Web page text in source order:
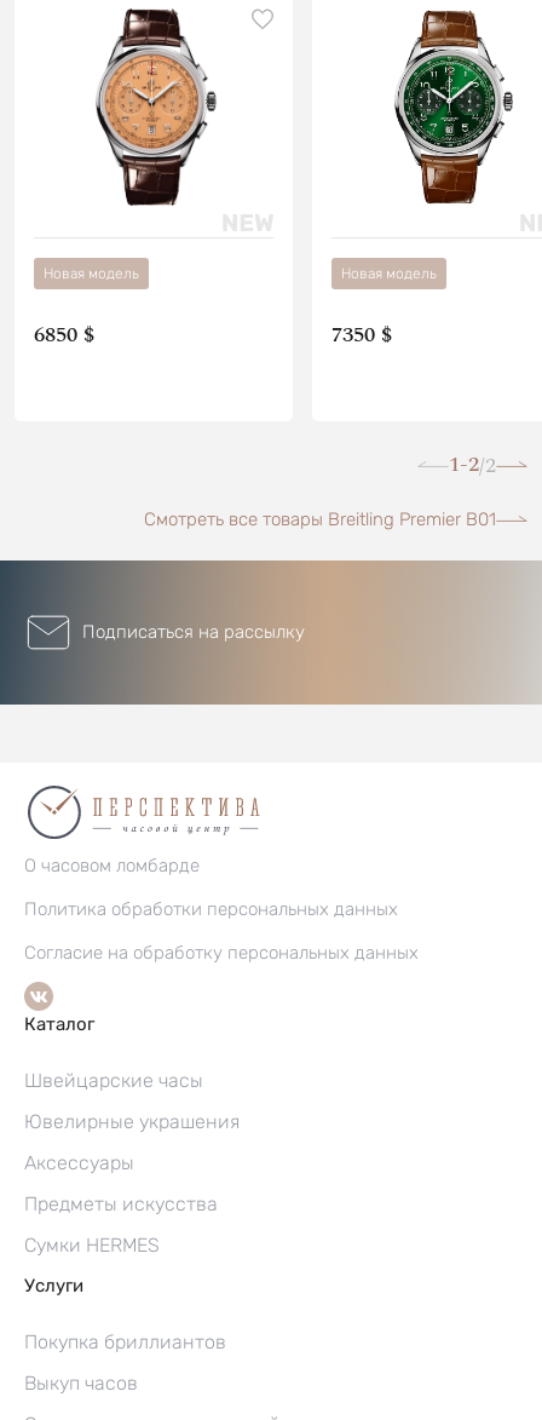
Новая модель
6850 $
Новая модель
7350 $
1-2/2
Смотреть все товары Breitling Premier B01
Подписаться на рассылку
О часовом ломбарде
Политика обработки персональных данных
Согласие на обработку персональных данных
Каталог
Швейцарские часы
Ювелирные украшения
Аксессуары
Предметы искусства
Сумки HERMES
Услуги
Покупка бриллиантов
Выкуп часов